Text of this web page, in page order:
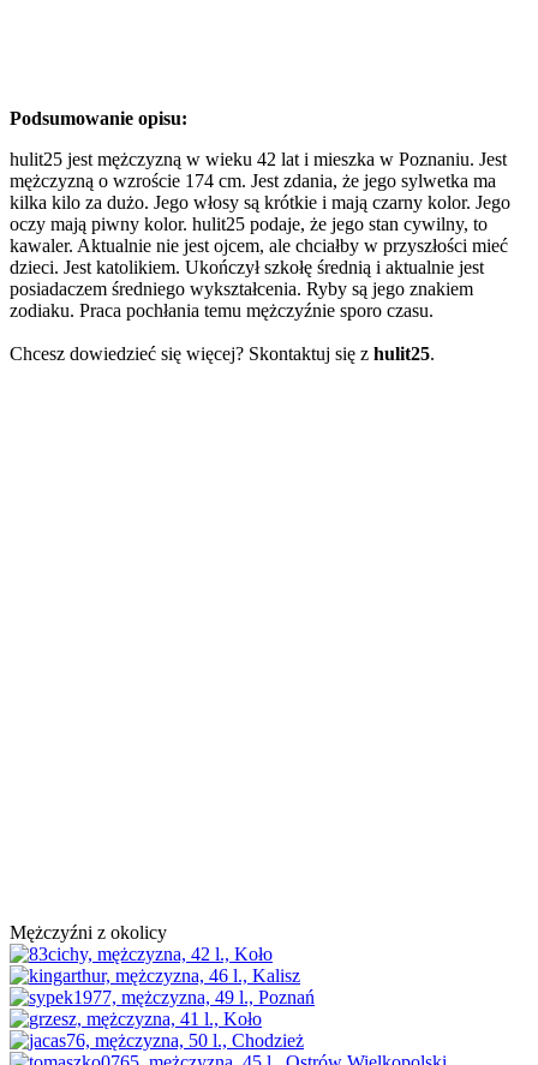
Podsumowanie opisu:
hulit25 jest mężczyzną w wieku 42 lat i mieszka w Poznaniu. Jest
mężczyzną o wzroście 174 cm. Jest zdania, że jego sylwetka ma
kilka kilo za dużo. Jego włosy są krótkie i mają czarny kolor. Jego
oczy mają piwny kolor. hulit25 podaje, że jego stan cywilny, to
kawaler. Aktualnie nie jest ojcem, ale chciałby w przyszłości mieć
dzieci. Jest katolikiem. Ukończył szkołę średnią i aktualnie jest
posiadaczem średniego wykształcenia. Ryby są jego znakiem
zodiaku. Praca pochłania temu mężczyźnie sporo czasu.
Chcesz dowiedzieć się więcej? Skontaktuj się z hulit25.
Mężczyźni z okolicy